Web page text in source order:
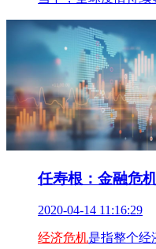
任寿根：金融危
2020-04-14 11:16:29
经济危机是指整个经